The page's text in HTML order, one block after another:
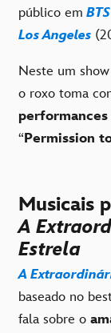
público em
Los Angeles
Neste um
o roxo toma
“Permission
Musicais
A
Estrela
A
baseado no
fala sobre o